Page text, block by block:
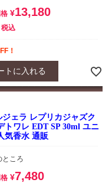
¥13,180
税込
！
トに入れる
ジェラ レプリカジャズク
トワレ EDT SP 30ml ユニ
気香水 通販
ところ
¥7,480